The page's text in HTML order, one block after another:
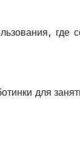
где
для